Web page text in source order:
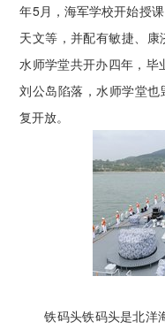
年5月，海军学校开始授
天文等，并配有敏捷、康
水师学堂共开办四年，毕
刘公岛陷落，水师学堂
复开放。
铁码头铁码头是北洋